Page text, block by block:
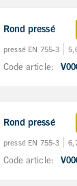
Rond pressé
pressé EN 755-3
Code article:
Rond pressé
pressé EN 755-3
Code article: